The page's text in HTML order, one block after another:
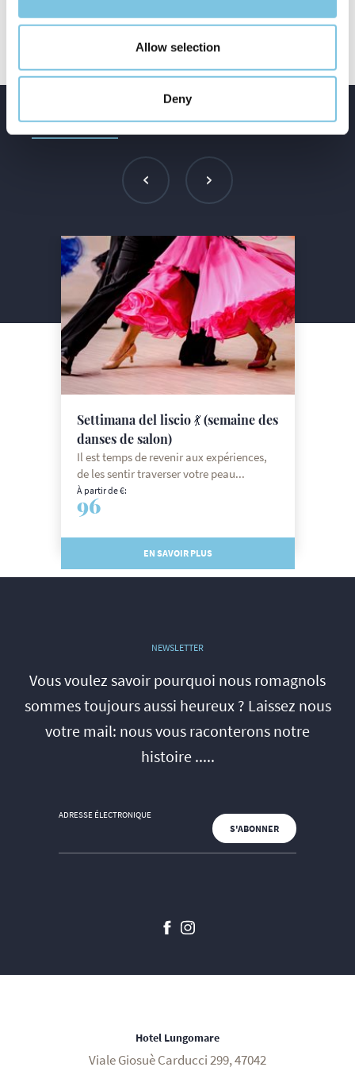
Allow selection
Deny
vacances
Offres Vélo & Sport
Settimana del liscio 💃 (semaine des
danses de salon)
Il est temps de revenir aux expériences,
de les sentir traverser votre peau...
À partir de €:
96
EN SAVOIR PLUS
NEWSLETTER
Vous voulez savoir pourquoi nous romagnols
sommes toujours aussi heureux ? Laissez nous
votre mail: nous vous raconterons notre
histoire .....
ADRESSE ÉLECTRONIQUE
Hotel Lungomare
Viale Giosuè Carducci 299, 47042